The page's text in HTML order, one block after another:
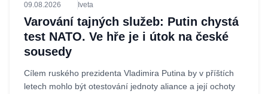
09.08.2026 Iveta
Varování tajných služeb: Putin chystá
test NATO. Ve hře je i útok na české
sousedy
Cílem ruského prezidenta Vladimira Putina by v příštích
letech mohlo být otestování jednoty aliance a její ochoty